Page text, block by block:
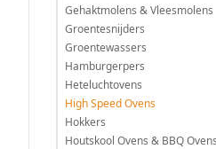
Gehaktmolens & Vleesmolens
Groentesnijders
Groentewassers
Hamburgerpers
Heteluchtovens
High Speed Ovens
Hokkers
Houtskool Ovens & BBQ Ovens